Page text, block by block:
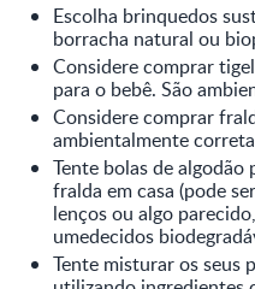
Escolha brinquedos
borracha natural ou
Considere comprar
para o bebê. São
Considere comprar
ambientalmente
Tente bolas de
fralda em casa (pode
lenços ou algo
umedecidos
Tente misturar os seus